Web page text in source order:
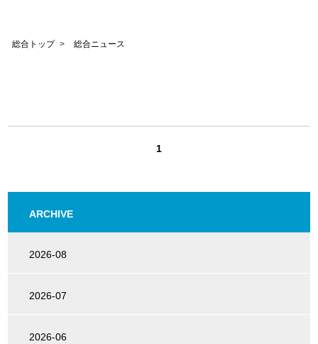
総合トップ 総合ニュース
1
ARCHIVE
2026-08
2026-07
2026-06